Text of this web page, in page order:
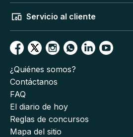
Servicio al cliente
¿Quiénes somos?
Contáctanos
FAQ
El diario de hoy
Reglas de concursos
Mapa del sitio